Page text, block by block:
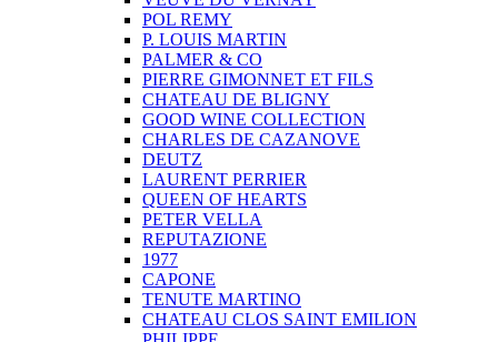
POL REMY
P. LOUIS MARTIN
PALMER & CO
PIERRE GIMONNET ET FILS
CHATEAU DE BLIGNY
GOOD WINE COLLECTION
CHARLES DE CAZANOVE
DEUTZ
LAURENT PERRIER
QUEEN OF HEARTS
PETER VELLA
REPUTAZIONE
1977
CAPONE
TENUTE MARTINO
CHATEAU CLOS SAINT EMILION